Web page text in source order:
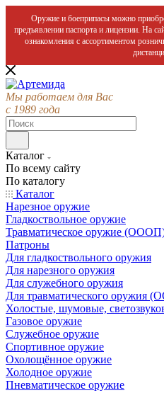
Оружие и боеприпасы можно
предъявлении паспорта и лицензии. На
ознакомления с ассортиментом
Мы работаем для Вас
с 1989 года
Каталог
По всему сайту
По каталогу
Каталог
Нарезное оружие
Гладкоствольное оружие
Травматическое оружие
Патроны
Для гладкоствольного оружия
Для нарезного оружия
Для служебного оружия
Для травматического оружия
Холостые, шумовые,
Газовое оружие
Служебное оружие
Спортивное оружие
Охолощённое оружие
Холодное оружие
Пневматическое оружие